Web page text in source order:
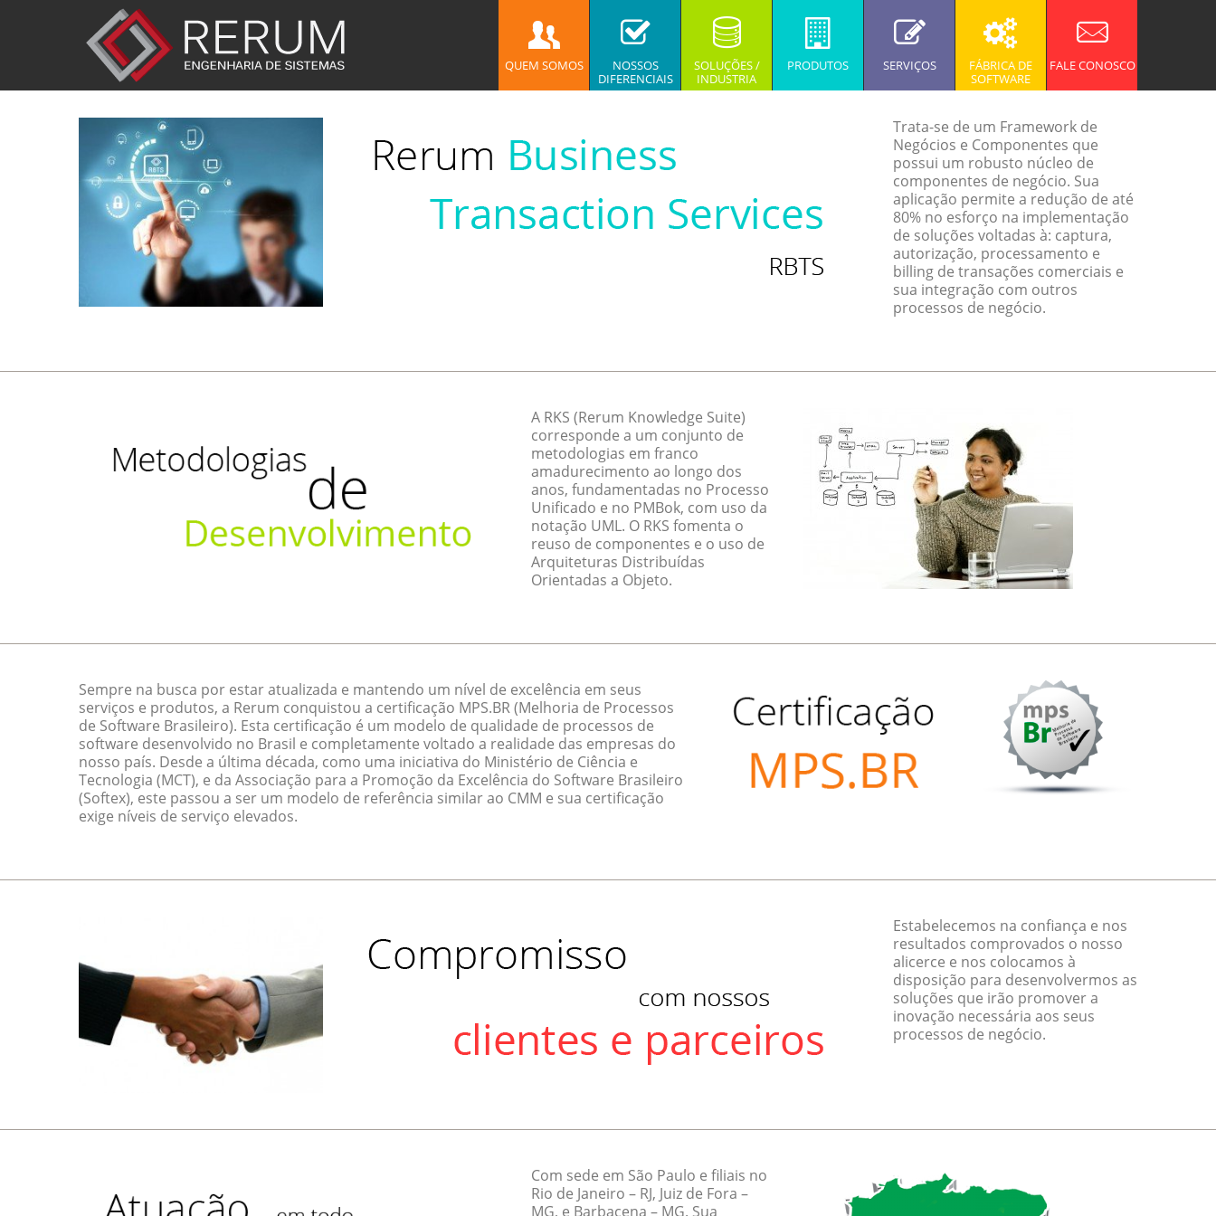
QUEM SOMOS
NOSSOS
DIFERENCIAIS
SOLUÇÕES /
INDUSTRIA
PRODUTOS SERVIÇOS
FÁBRICA DE
SOFTWARE
FALE CONOSCO
Trata-se de um Framework de
Negócios e Componentes que
possui um robusto núcleo de
componentes de negócio. Sua
aplicação permite a redução de até
80% no esforço na implementação
de soluções voltadas à: captura,
autorização, processamento e
billing de transações comerciais e
sua integração com outros
processos de negócio.
A RKS (Rerum Knowledge Suite)
corresponde a um conjunto de
metodologias em franco
amadurecimento ao longo dos
anos, fundamentadas no Processo
Unificado e no PMBok, com uso da
notação UML. O RKS fomenta o
reuso de componentes e o uso de
Arquiteturas Distribuídas
Orientadas a Objeto.
Sempre na busca por estar atualizada e mantendo um nível de excelência em seus
serviços e produtos, a Rerum conquistou a certificação MPS.BR (Melhoria de Processos
de Software Brasileiro). Esta certificação é um modelo de qualidade de processos de
software desenvolvido no Brasil e completamente voltado a realidade das empresas do
nosso país. Desde a última década, como uma iniciativa do Ministério de Ciência e
Tecnologia (MCT), e da Associação para a Promoção da Excelência do Software Brasileiro
(Softex), este passou a ser um modelo de referência similar ao CMM e sua certificação
exige níveis de serviço elevados.
Estabelecemos na confiança e nos
resultados comprovados o nosso
alicerce e nos colocamos à
disposição para desenvolvermos as
soluções que irão promover a
inovação necessária aos seus
processos de negócio.
Com sede em São Paulo e filiais no
Rio de Janeiro – RJ, Juiz de Fora –
MG, e Barbacena – MG. Sua